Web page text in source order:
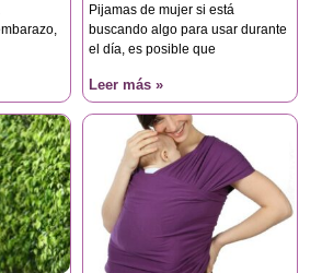
Pijamas de mujer si está
buscando algo para usar durante
el día, es posible que
Leer más »